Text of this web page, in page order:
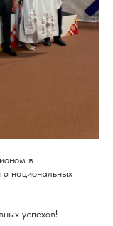
в
национальных
успехов!